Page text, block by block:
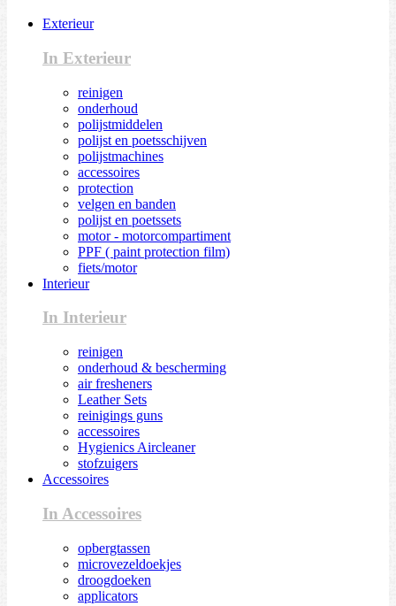
Exterieur
In Exterieur
reinigen
onderhoud
polijstmiddelen
polijst en poetsschijven
polijstmachines
accessoires
protection
velgen en banden
polijst en poetssets
motor - motorcompartiment
PPF ( paint protection film)
fiets/motor
Interieur
In Interieur
reinigen
onderhoud & bescherming
air fresheners
Leather Sets
reinigings guns
accessoires
Hygienics Aircleaner
stofzuigers
Accessoires
In Accessoires
opbergtassen
microvezeldoekjes
droogdoeken
applicators